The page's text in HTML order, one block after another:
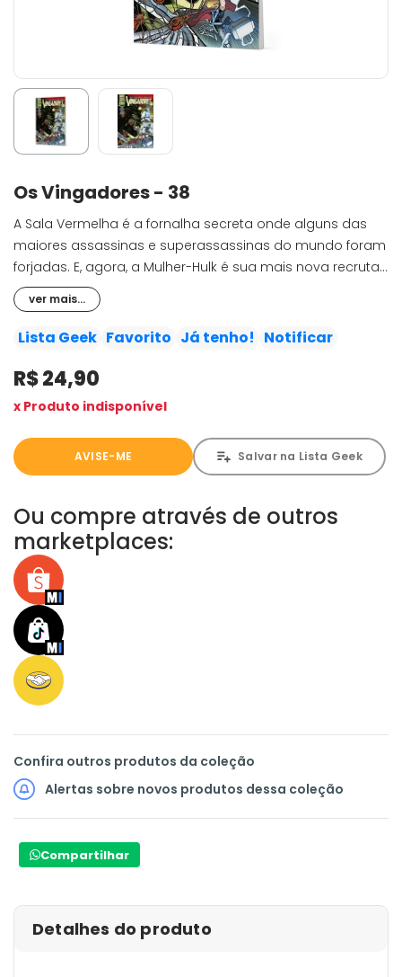
Os Vingadores - 38
A Sala Vermelha é a fornalha secreta onde alguns das
maiores assassinas e superassassinas do mundo foram
forjadas. E, agora, a Mulher-Hulk é sua mais nova recruta!
Thor só sabe duas coisas, ser um guerreiro e empunhar
um martelo. Mas ele está percebendo que para ser o
melhor governante de Asgard, precisa abdicar a ambos.
Capitão América!
ver mais...
Lista Geek Favorito Já tenho! Notificar
R$ 24,90
x Produto indisponível
AVISE-ME Salvar na Lista Geek
Ou compre através de outros
marketplaces:
Confira outros produtos da coleção
Alertas sobre novos produtos dessa coleção
Compartilhar
Detalhes do produto